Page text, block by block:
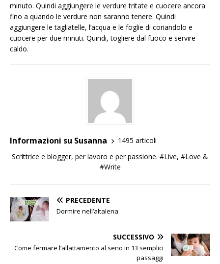
minuto. Quindi aggiungere le verdure tritate e cuocere ancora
fino a quando le verdure non saranno tenere. Quindi
aggiungere le tagliatelle, l’acqua e le foglie di coriandolo e
cuocere per due minuti. Quindi, togliere dal fuoco e servire
caldo.
Informazioni su Susanna
1495 articoli
Scrittrice e blogger, per lavoro e per passione. #Live, #Love &
#Write
PRECEDENTE
Dormire nell’altalena
SUCCESSIVO
Come fermare l’allattamento al seno in 13 semplici
passaggi